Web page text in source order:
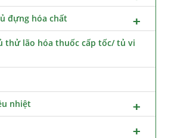
đựng hóa chất
thử lão hóa thuốc cấp tốc/ tủ vi
nhiệt